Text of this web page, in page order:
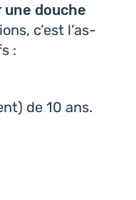
une douche
c’est l’as­
:
de 10 ans.